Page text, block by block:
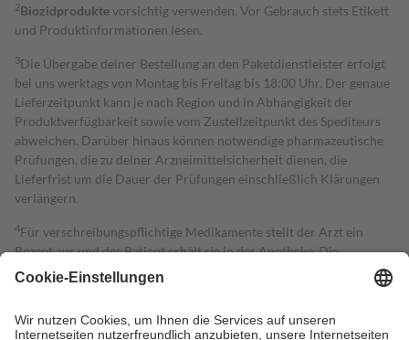
2Biozidproduktevorsichtig verwenden. Vor Gebrauch stets Etikett
und Produktinformationen lesen.
3Die Übergabe deiner Bestellung an den Paketdienstleister erfolgt
bei uns werktags von Montag bis Freitag bis 18:00 Uhr. Der genaue
Lieferzeitpunkt kann je nach Region und in Abhängigkeit der
Produktverfügbarkeit sowie vom Zustellzeitpunkt des Spediteurs
abweichen. Darüber hinaus können notwendige pharmazeutische
Prüfungen, die zu deiner Arzneimittelsicherheit dienen, die
Lieferfrist um die Dauer der Prüfungen einschließlich Klärungen
verlängern.
4Für verschreibungspflichtige Medikamente stellt der Arzt ein
Rezept aus und der Patient erhält sie in der Apotheke. Die
gesetzliche Krankenversicherung übernimmt in der Regel die
Kosten dafür, der Versicherte trägt einen Teil davon als Zuzahlung
Grundsätzlich leisten Mitglieder Zuzahlungen in Höhe von zehn